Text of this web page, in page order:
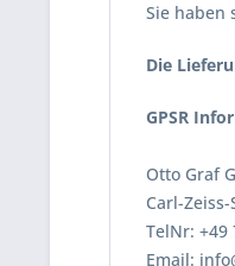
Sie haben
Die
GPSR
Otto Graf
Carl-
TelNr: +49
Email: